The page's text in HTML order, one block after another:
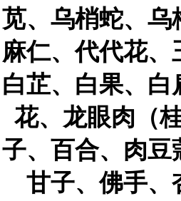
苋、乌梢蛇、乌
麻仁、代代花、
白芷、白果、白
花、龙眼肉（
子、百合、肉豆
甘子、佛手、